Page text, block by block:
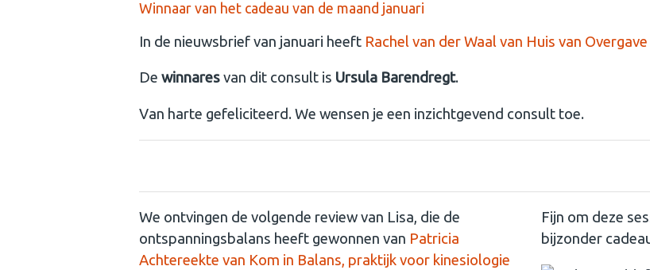
Winnaar van het cadeau van de maand januari
In de nieuwsbrief van januari heeft Rachel van der Waal van Huis van Overgave
De winnaresvan dit consult is Ursula Barendregt.
Van harte gefeliciteerd. We wensen je een inzichtgevend consult toe.
We ontvingen de volgende review van Lisa, die de
ontspanningsbalans heeft gewonnen van Patricia
Achtereekte van Kom in Balans, praktijk voor kinesiologie
Fijn om deze
bijzonder